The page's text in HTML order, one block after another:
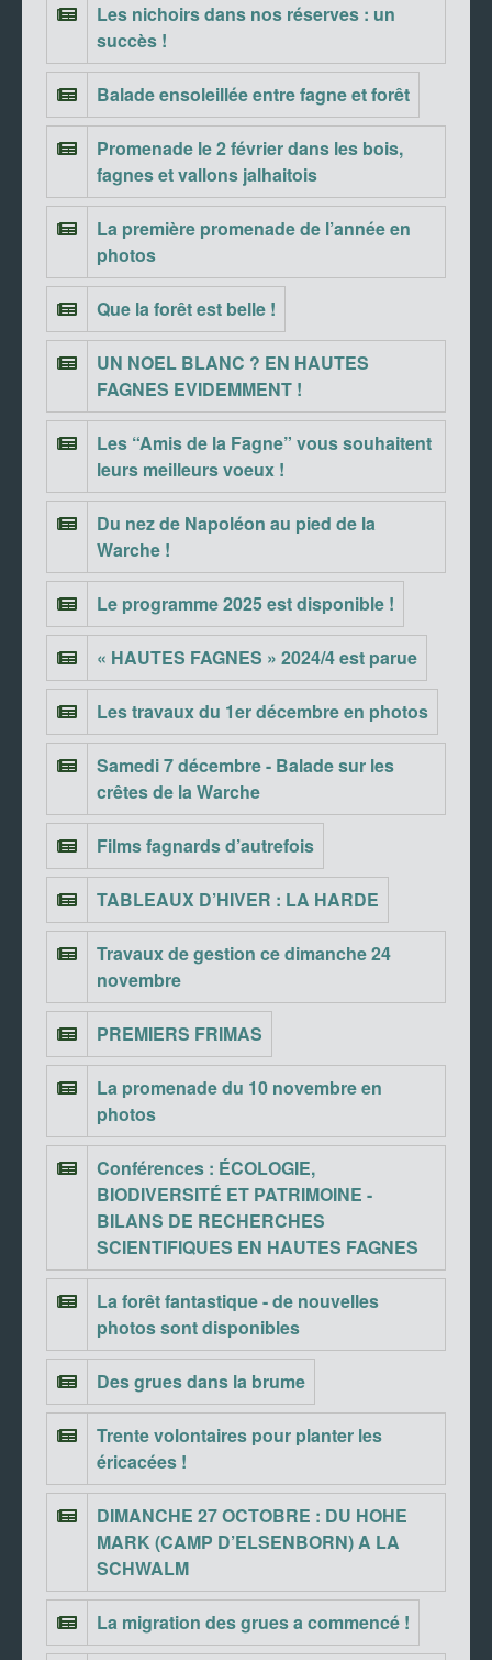
Les nichoirs dans nos réserves : un
succès !
Balade ensoleillée entre fagne et forêt
Promenade le 2 février dans les bois,
fagnes et vallons jalhaitois
La première promenade de l’année en
photos
Que la forêt est belle !
UN NOEL BLANC ? EN HAUTES
FAGNES EVIDEMMENT !
Les “Amis de la Fagne” vous souhaitent
leurs meilleurs voeux !
Du nez de Napoléon au pied de la
Warche !
Le programme 2025 est disponible !
« HAUTES FAGNES » 2024/4 est parue
Les travaux du 1er décembre en photos
Samedi 7 décembre - Balade sur les
crêtes de la Warche
Films fagnards d’autrefois
TABLEAUX D’HIVER : LA HARDE
Travaux de gestion ce dimanche 24
novembre
PREMIERS FRIMAS
La promenade du 10 novembre en
photos
Conférences : ÉCOLOGIE,
BIODIVERSITÉ ET PATRIMOINE -
BILANS DE RECHERCHES
SCIENTIFIQUES EN HAUTES FAGNES
La forêt fantastique - de nouvelles
photos sont disponibles
Des grues dans la brume
Trente volontaires pour planter les
éricacées !
DIMANCHE 27 OCTOBRE : DU HOHE
MARK (CAMP D’ELSENBORN) A LA
SCHWALM
La migration des grues a commencé !